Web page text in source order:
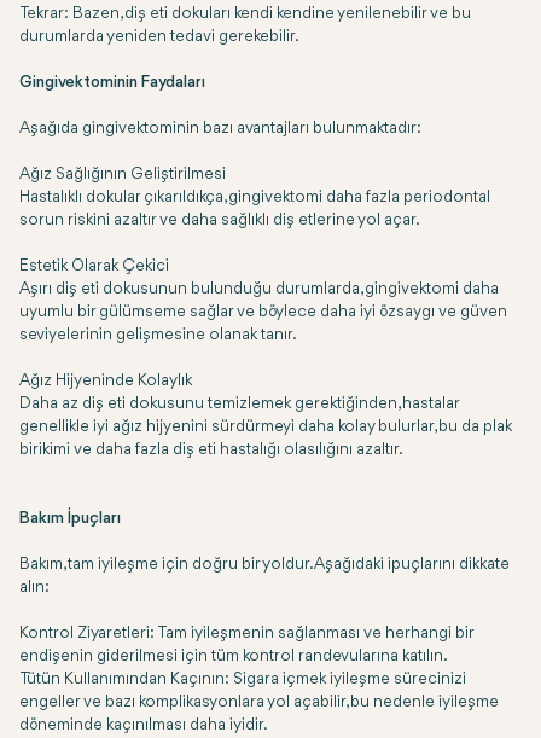
Tekrar: Bazen, diş eti dokuları kendi kendine yenilenebilir ve bu
durumlarda yeniden tedavi gerekebilir.
Gingivektominin Faydaları
Aşağıda gingivektominin bazı avantajları bulunmaktadır:
Ağız Sağlığının Geliştirilmesi
Hastalıklı dokular çıkarıldıkça, gingivektomi daha fazla periodontal
sorun riskini azaltır ve daha sağlıklı diş etlerine yol açar.
Estetik Olarak Çekici
Aşırı diş eti dokusunun bulunduğu durumlarda, gingivektomi daha
uyumlu bir gülümseme sağlar ve böylece daha iyi özsaygı ve güven
seviyelerinin gelişmesine olanak tanır.
Ağız Hijyeninde Kolaylık
Daha az diş eti dokusunu temizlemek gerektiğinden, hastalar
genellikle iyi ağız hijyenini sürdürmeyi daha kolay bulurlar, bu da plak
birikimi ve daha fazla diş eti hastalığı olasılığını azaltır.
Bakım İpuçları
Bakım, tam iyileşme için doğru bir yoldur. Aşağıdaki ipuçlarını dikkate
alın:
Kontrol Ziyaretleri:
Tam iyileşmenin sağlanması ve herhangi bir
endişenin giderilmesi için tüm kontrol randevularına katılın.
Tütün Kullanımından Kaçının: Sigara içmek iyileşme sürecinizi
engeller ve bazı komplikasyonlara yol açabilir, bu nedenle iyileşme
döneminde kaçınılması daha iyidir.